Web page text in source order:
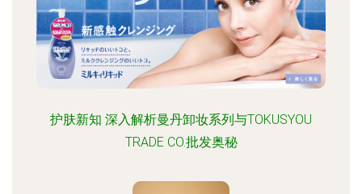
护肤新知 深入解析曼丹卸妆系列与TOKUSYOU
TRADE CO.批发奥秘